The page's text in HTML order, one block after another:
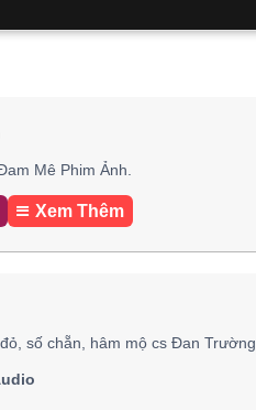
Mê Phim Ảnh.
Xem Thêm
số chẵn, hâm mộ cs Đan Trường